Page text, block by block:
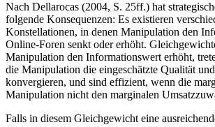
Nach Dellarocas (2004, S. 25ff.) hat
folgende Konsequenzen: Es existieren
Konstellationen, in denen Manipulation den
Online-Foren senkt oder erhöht.
Manipulation den Informationswert erhöht,
die Manipulation die eingeschätzte Qualität
konvergieren, und sind effizient, wenn die
Manipulation nicht den marginalen
Falls in diesem Gleichgewicht eine